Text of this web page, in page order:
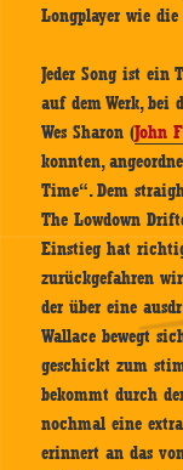
Longplayer wie
Jeder Song ist ein
auf dem Werk, bei
Wes Sharon (John
konnten,
Time“. Dem
The Lowdown
Einstieg hat
zurückgefahren
der über eine
Wallace bewegt
geschickt zum
bekommt durch
nochmal eine
erinnert an das